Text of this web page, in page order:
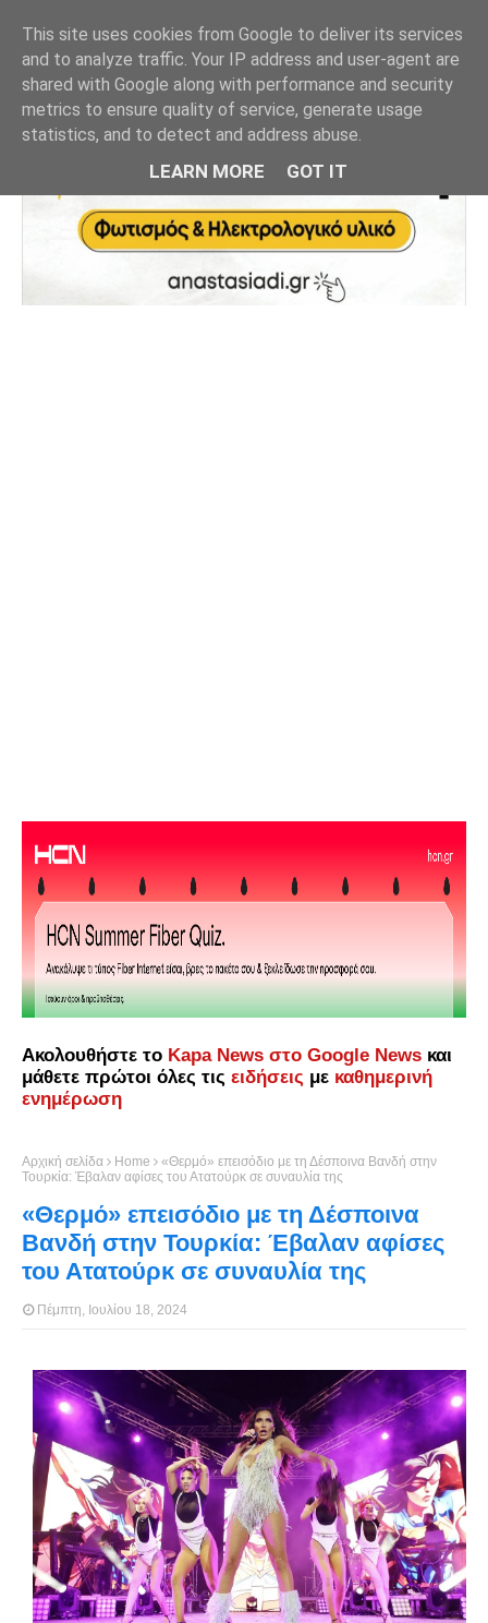
Ακολουθήστε το Kapa News στο Google News και
μάθετε πρώτοι όλες τις ειδήσεις με καθημερινή
ενημέρωση
Αρχική σελίδα Home
«Θερμό» επεισόδιο με τη Δέσποινα Βανδή στην
Τουρκία: Έβαλαν αφίσες του Ατατούρκ σε συναυλία της
«Θερμό» επεισόδιο με τη Δέσποινα
Βανδή στην Τουρκία: Έβαλαν αφίσες
του Ατατούρκ σε συναυλία της
Πέμπτη, Ιουλίου 18, 2024
This site uses cookies from Google to deliver its services
and to analyze traffic. Your IP address and user-agent are
shared with Google along with performance and security
metrics to ensure quality of service, generate usage
statistics, and to detect and address abuse.
LEARN MORE GOT IT